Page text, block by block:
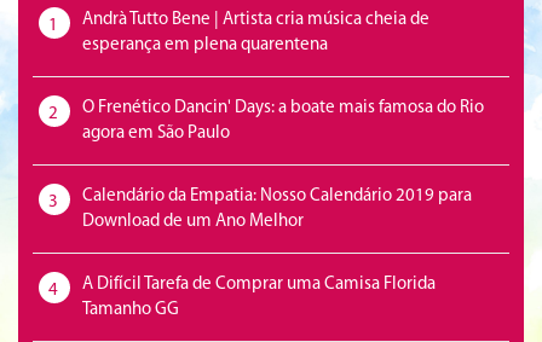
1
Andrà Tutto Bene | Artista cria música cheia de
esperança em plena quarentena
2
O Frenético Dancin' Days: a boate mais famosa do Rio
agora em São Paulo
3
Calendário da Empatia: Nosso Calendário 2019 para
Download de um Ano Melhor
4
A Difícil Tarefa de Comprar uma Camisa Florida
Tamanho GG